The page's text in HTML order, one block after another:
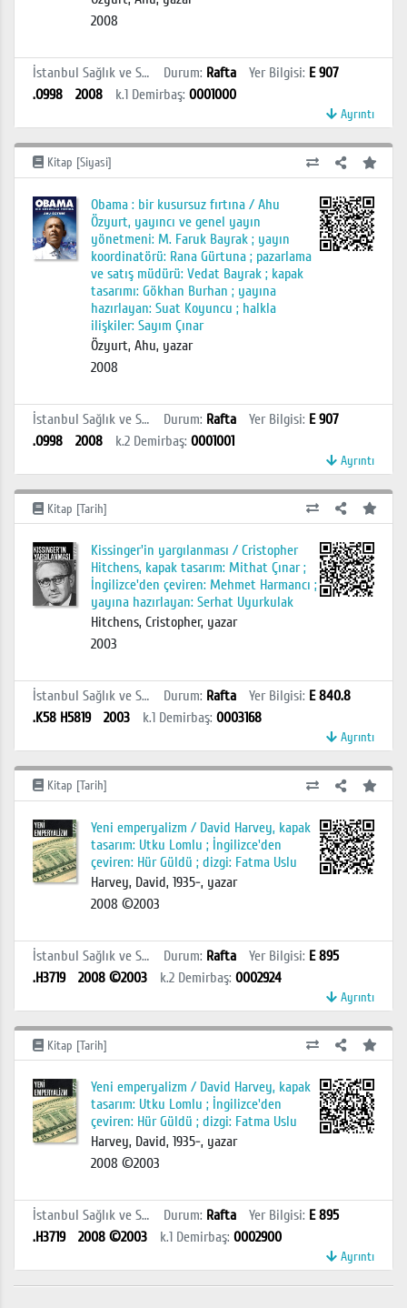
2008
İstanbul Sağlık ve Sosyal Bilimler MYO Kütüphanesi Durum: Rafta Yer Bilgisi: E 907
.O998
2008 k.1 Demirbaş: 0001000
Ayrıntı
Kitap [Siyasi]
Obama : bir kusursuz fırtına / Ahu
Özyurt, yayıncı ve genel yayın
yönetmeni: M. Faruk Bayrak ; yayın
koordinatörü: Rana Gürtuna ; pazarlama
ve satış müdürü: Vedat Bayrak ; kapak
tasarımı: Gökhan Burhan ; yayına
hazırlayan: Suat Koyuncu ; halkla
ilişkiler: Sayım Çınar
Özyurt, Ahu, yazar
2008
İstanbul Sağlık ve Sosyal Bilimler MYO Kütüphanesi Durum: Rafta Yer Bilgisi: E 907
.O998
2008 k.2 Demirbaş: 0001001
Ayrıntı
Kitap [Tarih]
Kissinger'in yargılanması / Cristopher
Hitchens, kapak tasarım: Mithat Çınar ;
İngilizce'den çeviren: Mehmet Harmancı ;
yayına hazırlayan: Serhat Uyurkulak
Hitchens, Cristopher, yazar
2003
İstanbul Sağlık ve Sosyal Bilimler MYO Kütüphanesi Durum: Rafta Yer Bilgisi: E 840.8
.K58 H5819
2003 k.1 Demirbaş: 0003168
Ayrıntı
Kitap [Tarih]
Yeni emperyalizm / David Harvey, kapak
tasarım: Utku Lomlu ; İngilizce'den
çeviren: Hür Güldü ; dizgi: Fatma Uslu
Harvey, David, 1935-, yazar
2008 ©2003
İstanbul Sağlık ve Sosyal Bilimler MYO Kütüphanesi Durum: Rafta Yer Bilgisi: E 895
.H3719
2008 ©2003 k.2 Demirbaş: 0002924
Ayrıntı
Kitap [Tarih]
Yeni emperyalizm / David Harvey, kapak
tasarım: Utku Lomlu ; İngilizce'den
çeviren: Hür Güldü ; dizgi: Fatma Uslu
Harvey, David, 1935-, yazar
2008 ©2003
İstanbul Sağlık ve Sosyal Bilimler MYO Kütüphanesi Durum: Rafta Yer Bilgisi: E 895
.H3719
2008 ©2003 k.1 Demirbaş: 0002900
Ayrıntı